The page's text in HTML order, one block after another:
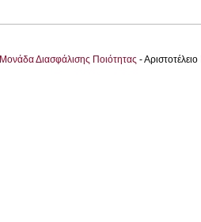
Μονάδα Διασφάλισης Ποιότητας -